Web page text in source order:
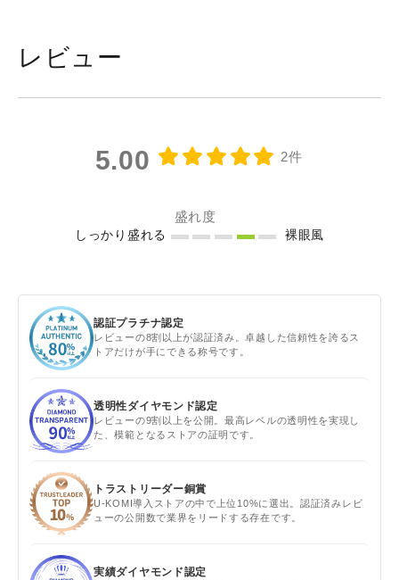
レビュー
5.00 2件
盛れ度
しっかり盛れる 裸眼風
認証プラチナ認定
レビューの8割以上が認証済み。卓越した信頼性を誇るス
トアだけが手にできる称号です。
透明性ダイヤモンド認定
レビューの9割以上を公開。最高レベルの透明性を実現し
た、模範となるストアの証明です。
トラストリーダー銅賞
U-KOMI導入ストアの中で上位10%に選出。認証済みレビ
ューの公開数で業界をリードする存在です。
実績ダイヤモンド認定